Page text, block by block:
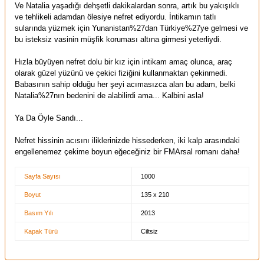
Ve Natalia yaşadığı dehşetli dakikalardan sonra, artık bu yakışıklı
ve tehlikeli adamdan ölesiye nefret ediyordu. İntikamın tatlı
sularında yüzmek için Yunanistan%27dan Türkiye%27ye gelmesi ve
bu isteksiz vasinin müşfik koruması altına girmesi yeterliydi.
Hızla büyüyen nefret dolu bir kız için intikam amaç olunca, araç
olarak güzel yüzünü ve çekici fiziğini kullanmaktan çekinmedi.
Babasının sahip olduğu her şeyi acımasızca alan bu adam, belki
Natalia%27nın bedenini de alabilirdi ama... Kalbini asla!
Ya Da Öyle Sandı...
Nefret hissinin acısını iliklerinizde hissederken, iki kalp arasındaki
engellenemez çekime boyun eğeceğiniz bir FMArsal romanı daha!
Sayfa Sayısı 1000
Boyut 135 x 210
Basım Yılı 2013
Kapak Türü Ciltsiz